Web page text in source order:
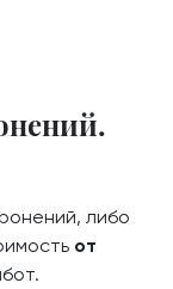
либо
от